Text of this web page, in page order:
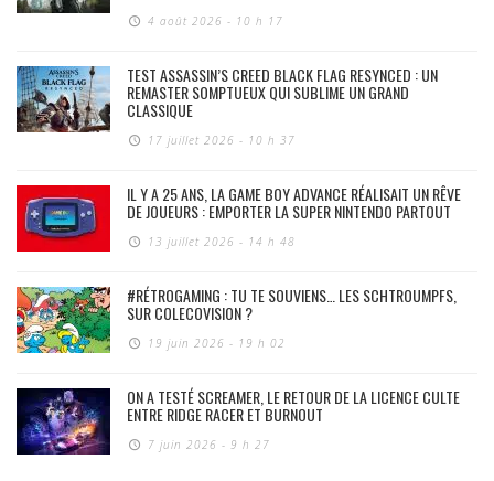
4 août 2026 - 10 h 17
TEST ASSASSIN’S CREED BLACK FLAG RESYNCED : UN
REMASTER SOMPTUEUX QUI SUBLIME UN GRAND
CLASSIQUE
17 juillet 2026 - 10 h 37
IL Y A 25 ANS, LA GAME BOY ADVANCE RÉALISAIT UN RÊVE
DE JOUEURS : EMPORTER LA SUPER NINTENDO PARTOUT
13 juillet 2026 - 14 h 48
#RÉTROGAMING : TU TE SOUVIENS… LES SCHTROUMPFS,
SUR COLECOVISION ?
19 juin 2026 - 19 h 02
ON A TESTÉ SCREAMER, LE RETOUR DE LA LICENCE CULTE
ENTRE RIDGE RACER ET BURNOUT
7 juin 2026 - 9 h 27